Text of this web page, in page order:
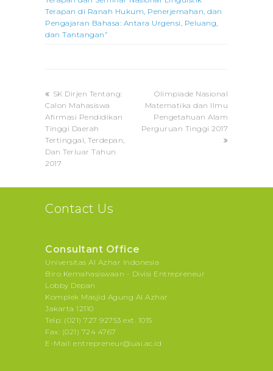
Terapan di Ranah Hukum, Penerjemahan, dan
Pengajaran Bahasa: Antara Urgensi, Peluang,
dan Tantangan”
previous
post:
SK Dirjen Tentang:
Calon Mahasiswa
Afirmasi Pendidikan
Tinggi Daerah
Tertinggal, Terdepan,
Dan Terluar Tahun
2017
next
post:
Olimpiade Nasional
Matematika dan Ilmu
Pengetahuan Alam
Perguruan Tinggi 2017
Contact Us
Consultant Office
Universitas Al Azhar Indonesia
Biro Kemahasiswaan - Divisi Entrepreneur
Lobby Depan
Komplek Masjid Agung Al Azhar
Jakarta 12110
Telp: (021) 727 92753 ext. 1015
Fax: (021) 724 4767
E-Mail: entrepreneur@uai.ac.id